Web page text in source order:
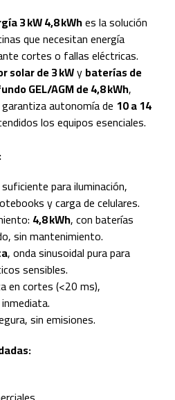
3 kW 4,8 kWhes la solución
que necesitan energía
cortes o fallas eléctricas.
solar de 3 kWybaterías de
GEL/AGM de 4,8 kWh,
autonomía de 10 a 14
los equipos esenciales.
para iluminación,
y carga de celulares.
4,8 kWh, con baterías
sin mantenimiento.
, onda sinusoidal pura para
sensibles.
en cortes (<20 ms),
sin emisiones.